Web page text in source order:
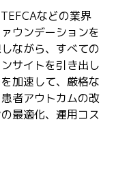
などの業界
ウンデーションを
ながら、すべての
サイトを引き出し
加速して、厳格な
者アウトカムの改
最適化、運用コス